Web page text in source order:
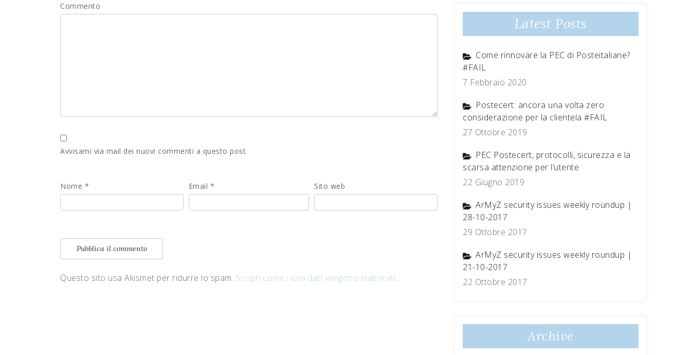
Commento
Avvisami via mail dei nuovi commenti a questo post
Nome * Email * Sito web
Questo sito usa Akismet per ridurre lo spam. Scopri come i tuoi dati vengono elaborati.
Latest Posts
Come rinnovare la PEC di Posteitaliane?
#FAIL
7 Febbraio 2020
Postecert: ancora una volta zero
considerazione per la clientela #FAIL
27 Ottobre 2019
PEC Postecert, protocolli, sicurezza e la
scarsa attenzione per l’utente
22 Giugno 2019
ArMyZ security issues weekly roundup |
28-10-2017
29 Ottobre 2017
ArMyZ security issues weekly roundup |
21-10-2017
22 Ottobre 2017
Archive